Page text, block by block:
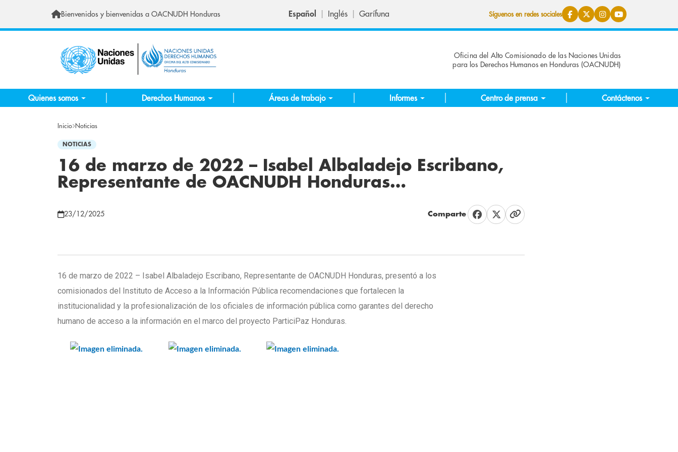
Bienvenidos y bienvenidas a OACNUDH Honduras Español Inglés Garífuna Síguenos en redes sociales
Oficina del Alto Comisionado de las Naciones Unidas
para los Derechos Humanos en Honduras (OACNUDH)
Quienes somos Derechos Humanos Áreas de trabajo Informes Centro de prensa Contáctenos
Inicio Noticias
NOTICIAS
16 de marzo de 2022 – Isabel Albaladejo Escribano,
Representante de OACNUDH Honduras…
23/12/2025 Comparte
16 de marzo de 2022 – Isabel Albaladejo Escribano, Representante de OACNUDH Honduras, presentó a los
comisionados del Instituto de Acceso a la Información Pública recomendaciones que fortalecen la
institucionalidad y la profesionalización de los oficiales de información pública como garantes del derecho
humano de acceso a la información en el marco del proyecto ParticiPaz Honduras.